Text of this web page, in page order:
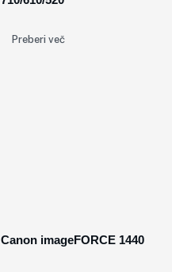
Preberi več
Canon imageFORCE 1440